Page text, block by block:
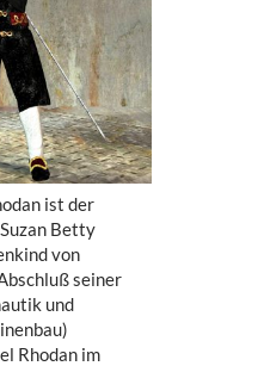
ist der
Betty
von
seiner
und
Rhodan im